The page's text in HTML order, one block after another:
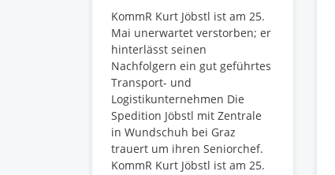
KommR Kurt Jöbstl ist am 25.
Mai unerwartet verstorben; er
hinterlässt seinen
Nachfolgern ein gut geführtes
Transport- und
Logistikunternehmen Die
Spedition Jöbstl mit Zentrale
in Wundschuh bei Graz
trauert um ihren Seniorchef.
KommR Kurt Jöbstl ist am 25.